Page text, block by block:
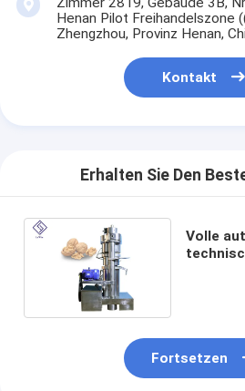
Henan Pilot Freihandelszone
Zhengzhou, Provinz Henan,
Kontakt
Erhalten Sie Den
Volle
Fortsetzen